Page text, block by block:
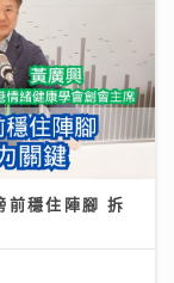
前穩住陣腳 拆